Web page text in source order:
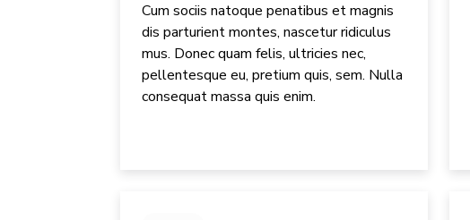
Cum sociis natoque penatibus et magnis
dis parturient montes, nascetur ridiculus
mus. Donec quam felis, ultricies nec,
pellentesque eu, pretium quis, sem. Nulla
consequat massa quis enim.